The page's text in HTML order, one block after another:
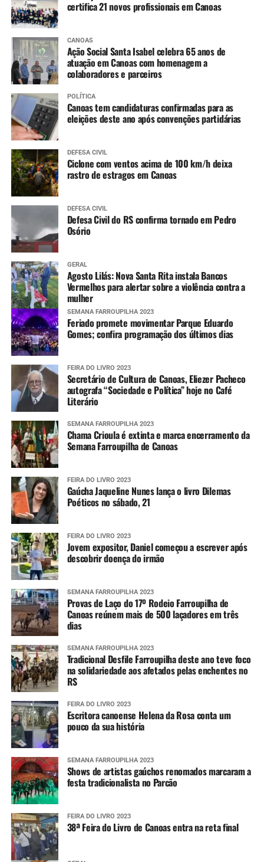
certifica 21 novos profissionais em Canoas
CANOAS
Ação Social Santa Isabel celebra 65 anos de
atuação em Canoas com homenagem a
colaboradores e parceiros
POLÍTICA
Canoas tem candidaturas confirmadas para as
eleições deste ano após convenções partidárias
DEFESA CIVIL
Ciclone com ventos acima de 100 km/h deixa
rastro de estragos em Canoas
DEFESA CIVIL
Defesa Civil do RS confirma tornado em Pedro
Osório
GERAL
Agosto Lilás: Nova Santa Rita instala Bancos
Vermelhos para alertar sobre a violência contra a
mulher
SEMANA FARROUPILHA 2023
Feriado promete movimentar Parque Eduardo
Gomes; confira programação dos últimos dias
FEIRA DO LIVRO 2023
Secretário de Cultura de Canoas, Eliezer Pacheco
autografa “Sociedade e Política” hoje no Café
Literário
SEMANA FARROUPILHA 2023
Chama Crioula é extinta e marca encerramento da
Semana Farroupilha de Canoas
FEIRA DO LIVRO 2023
Gaúcha Jaqueline Nunes lança o livro Dilemas
Poéticos no sábado, 21
FEIRA DO LIVRO 2023
Jovem expositor, Daniel começou a escrever após
descobrir doença do irmão
SEMANA FARROUPILHA 2023
Provas de Laço do 17º Rodeio Farroupilha de
Canoas reúnem mais de 500 laçadores em três
dias
SEMANA FARROUPILHA 2023
Tradicional Desfile Farroupilha deste ano teve foco
na solidariedade aos afetados pelas enchentes no
RS
FEIRA DO LIVRO 2023
Escritora canoense Helena da Rosa conta um
pouco da sua história
SEMANA FARROUPILHA 2023
Shows de artistas gaúchos renomados marcaram a
festa tradicionalista no Parcão
FEIRA DO LIVRO 2023
38ª Feira do Livro de Canoas entra na reta final